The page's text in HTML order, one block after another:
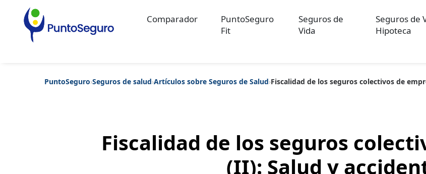
Comparador
PuntoSeguro
Fit
Seguros de
Vida
Seguros de
Hipoteca
PuntoSeguro›Seguros de salud›Artículos sobre Seguros de Salud›Fiscalidad de los seguros colectivos de
Fiscalidad de los seguros
(II): Salud y